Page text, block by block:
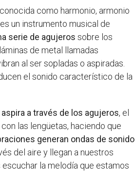
como harmonio, armonio
un instrumento musical de
serie de agujeros sobre los
de metal llamadas
al ser sopladas o aspiradas.
el sonido característico de la
a través de los agujeros, el
las lengüetas, haciendo que
generan ondas de sonido
del aire y llegan a nuestros
la melodía que estamos